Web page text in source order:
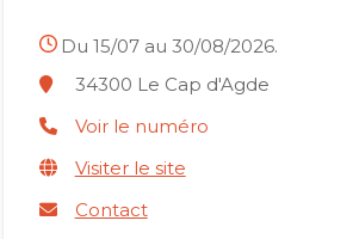
Du 15/07 au 30/08/2026.
34300 Le Cap d'Agde
Voir le numéro
Visiter le site
Contact